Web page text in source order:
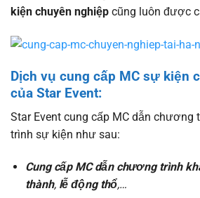
kiện chuyên nghiệp cũng luôn được
Dịch vụ cung cấp MC sự kiện
của Star Event:
Star Event cung cấp MC dẫn
trình sự kiện như sau:
Cung cấp MC dẫn chương trình
thành, lễ động thổ,…